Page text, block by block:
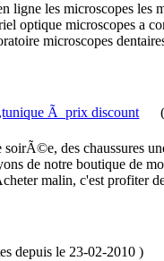
ligne les microscopes les
optique microscopes a
microscopes
Ã prix discount
des chaussures
de notre boutique de
malin, c'est profiter
depuis le 23-02-2010 )